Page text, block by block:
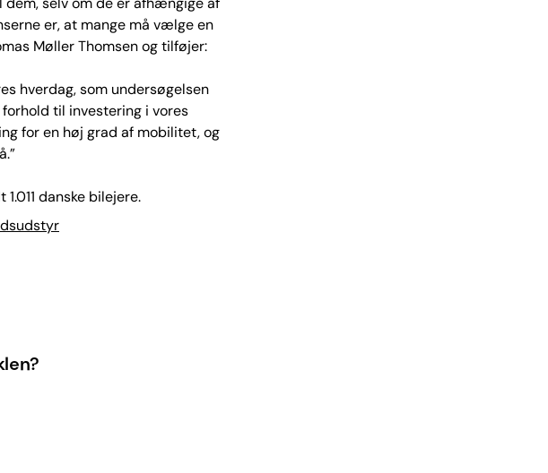
er, at mange må vælge en
Møller Thomsen og tilføjer:
hverdag, som undersøgelsen
til investering i vores
for en høj grad af mobilitet, og
danske bilejere.